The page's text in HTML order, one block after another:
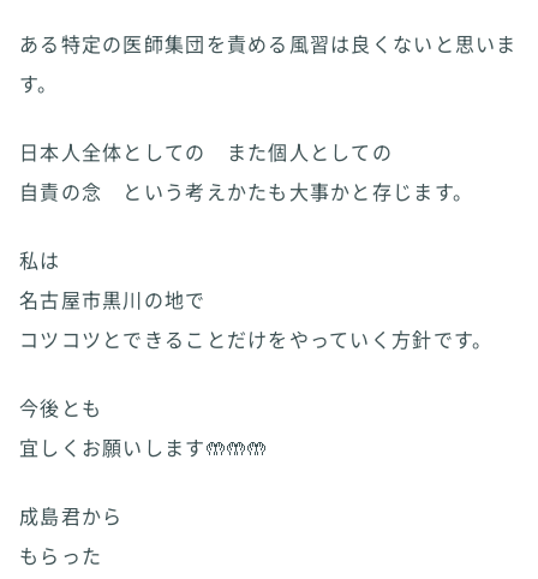
ある特定の医師集団を責める風習は良くないと思いま
す。
日本人全体としての また個人としての
自責の念 という考えかたも大事かと存じます。
私は
名古屋市黒川の地で
コツコツとできることだけをやっていく方針です。
今後とも
宜しくお願いします🤲🤲🤲
成島君から
もらった